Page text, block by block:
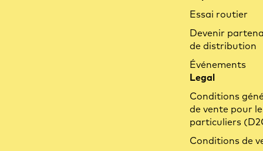
Essai routier
Devenir
de distribution
Événements
Legal
Conditions
de vente pour
particuliers
Conditions de